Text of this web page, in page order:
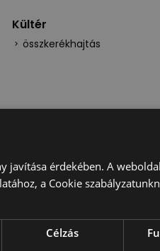
Kültér
összkerékhajtás
Összkerékmeghajtású
Vegye igénybe jármű
keresztül rendelésre
amelyek fizikailag
darabok, esetleg
szerint megvásároljuk,
Ön Nevére forgalomba
javítása érdekében. A
a Cookie
Célzás